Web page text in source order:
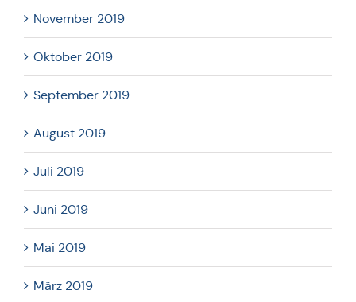
November 2019
Oktober 2019
September 2019
August 2019
Juli 2019
Juni 2019
Mai 2019
März 2019